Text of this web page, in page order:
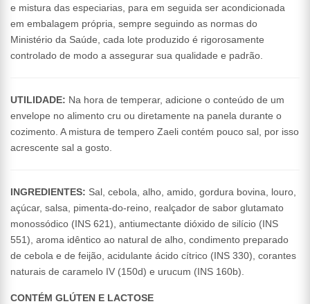
e mistura das especiarias, para em seguida ser acondicionada
em embalagem própria, sempre seguindo as normas do
Ministério da Saúde, cada lote produzido é rigorosamente
controlado de modo a assegurar sua qualidade e padrão.
UTILIDADE: Na hora de temperar, adicione o conteúdo de um
envelope no alimento cru ou diretamente na panela durante o
cozimento. A mistura de tempero Zaeli contém pouco sal, por isso
acrescente sal a gosto.
INGREDIENTES: Sal, cebola, alho, amido, gordura bovina, louro,
açúcar, salsa, pimenta-do-reino, realçador de sabor glutamato
monossódico (INS 621), antiumectante dióxido de silício (INS
551), aroma idêntico ao natural de alho, condimento preparado
de cebola e de feijão, acidulante ácido cítrico (INS 330), corantes
naturais de caramelo IV (150d) e urucum (INS 160b).
CONTÉM GLÚTEN E LACTOSE